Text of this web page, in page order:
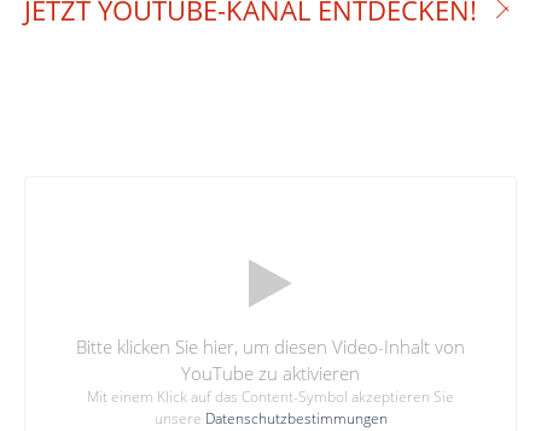
JETZT YOUTUBE-KANAL ENTDECKEN!
Bitte klicken Sie hier, um diesen Video-Inhalt von
YouTube zu aktivieren
Mit einem Klick auf das Content-Symbol akzeptieren Sie
unsere Datenschutzbestimmungen